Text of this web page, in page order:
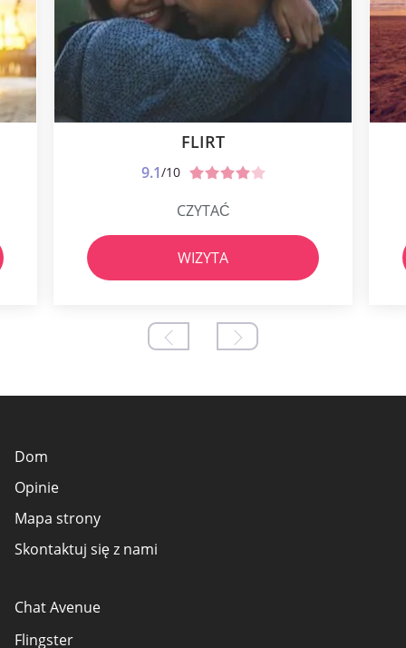
FLIRT
9.1/10
CZYTAĆ
WIZYTA
Dom
Opinie
Mapa strony
Skontaktuj się z nami
Chat Avenue
Flingster